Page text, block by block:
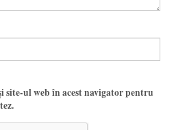
site-ul web în acest navigator pentru